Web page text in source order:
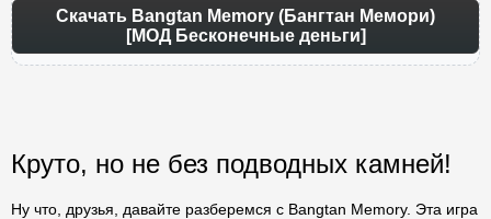
Скачать Bangtan Memory (Бангтан Мемори)
[МОД Бесконечные деньги]
Круто, но не без подводных камней!
Ну что, друзья, давайте разберемся с Bangtan Memory. Эта игра